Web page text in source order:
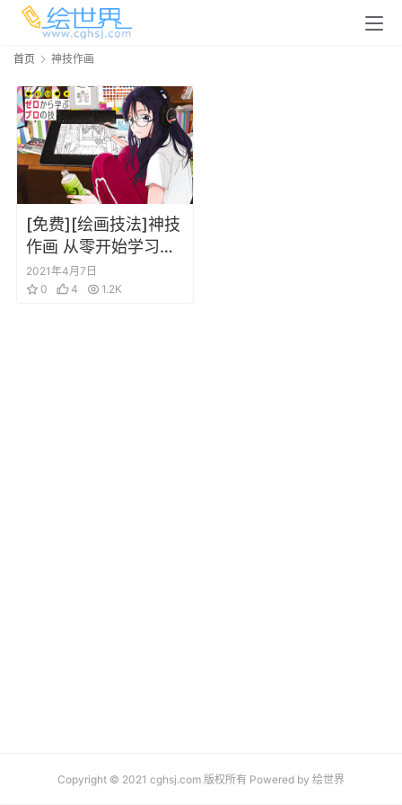
首页 神技作画
[免费][绘画技法]神技
作画 从零开始学习网
络漫画绘画技巧
2021年4月7日
0
4 1.2K
Copyright © 2021 cghsj.com 版权所有 Powered by 绘世界